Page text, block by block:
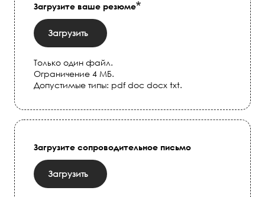
Загрузите ваше резюме
Загрузить
Только один файл.
Ограничение 4 МБ.
Допустимые типы: pdf doc docx txt.
Загрузите сопроводительное письмо
Загрузить